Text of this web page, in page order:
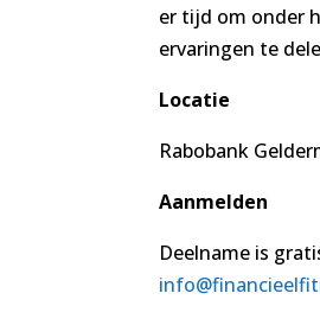
er tijd om onder
ervaringen te
Locatie
Rabobank
Aanmelden
Deelname is